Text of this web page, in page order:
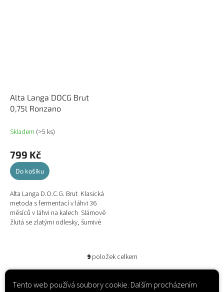
Tento web používá soubory cookie. Dalším procházením
Alta Langa DOCG Brut
0,75l Ronzano
Skladem (>5 ks)
799 Kč
Do košíku
Alta Langa D.O.C.G. Brut Klasická
metoda s fermentací v láhvi 36
měsíců v láhvi na kalech Slámově
žlutá se zlatými odlesky, šumivé
O
v
á
9položek celkem